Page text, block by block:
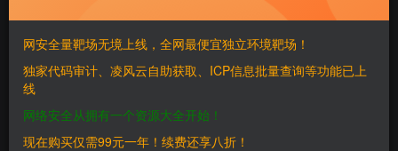
F5 BIG-IP 14.x: 14.1.2.6
F5 BIG-IP 12.x: 12.1.5.2
F5 BIG-IP 11.x: 11.6.5.2
网安全量靶场无境上线，全网最便宜独立环境靶场！
独家代码审计、凌风云自助获取、ICP信息批量查询等功能已上
线
网络安全从拥有一个资源大全开始！
现在购买仅需99元一年！续费还享八折！